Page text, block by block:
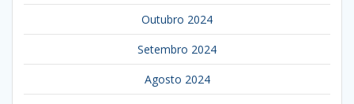
Outubro 2024
Setembro 2024
Agosto 2024